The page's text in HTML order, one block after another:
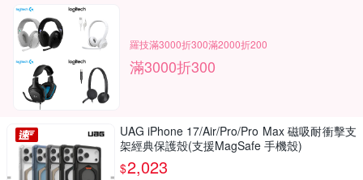
羅技滿3000折300滿2000折200
滿3000折300
UAG iPhone 17/Air/Pro/Pro Max 磁吸耐衝擊支
架經典保護殼(支援MagSafe 手機殼)
$2,023